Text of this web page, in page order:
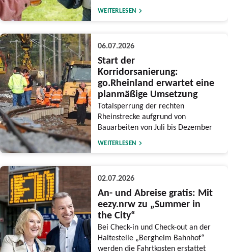
WEITERLESEN
06.07.2026
Start der
Korridorsanierung:
go.Rheinland erwartet eine
planmäßige Umsetzung
Totalsperrung der rechten
Rheinstrecke aufgrund von
Bauarbeiten von Juli bis Dezember
WEITERLESEN
02.07.2026
An- und Abreise gratis: Mit
eezy.nrw zu „Summer in
the City“
Bei Check-in und Check-out an der
Haltestelle „Bergheim Bahnhof“
werden die Fahrtkosten erstattet